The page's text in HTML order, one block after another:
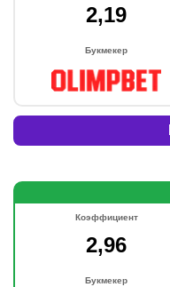
2,19
Букмекер
Коэффициент
2,96
Букмекер